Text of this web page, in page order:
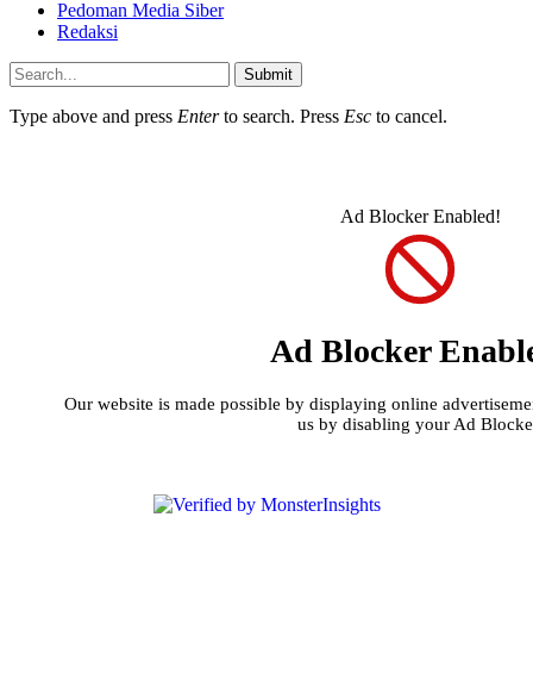
Pedoman Media Siber
Redaksi
Submit
Type above and press Enterto search. Press Esc to cancel.
Ad Blocker Enabled!
Ad Blocker
Our website is made possible by displaying online
us by disabling your Ad